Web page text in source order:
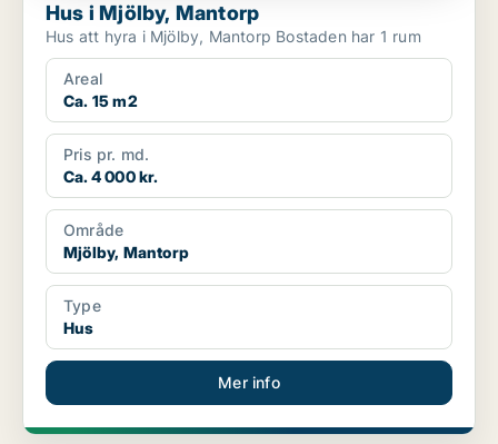
Hus i Mjölby, Mantorp
Hus att hyra i Mjölby, Mantorp Bostaden har 1 rum
Areal
Ca. 15 m2
Pris pr. md.
Ca. 4 000 kr.
Område
Mjölby, Mantorp
Type
Hus
Mer info